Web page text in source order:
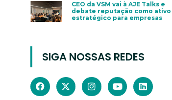
CEO da VSM vai à AJE Talks e
debate reputação como ativo
estratégico para empresas
SIGA NOSSAS REDES